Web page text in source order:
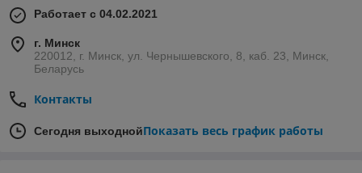
Работает с 04.02.2021
г. Минск
220012, г. Минск, ул. Чернышевского, 8, каб. 23, Минск,
Беларусь
Контакты
Сегодня выходнойПоказать весь график работы